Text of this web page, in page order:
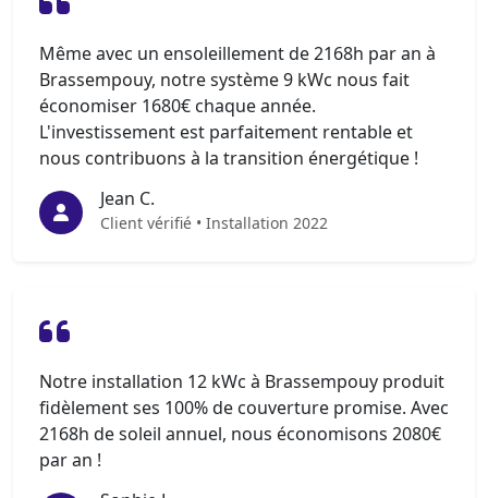
Même avec un ensoleillement de 2168h par an à
Brassempouy, notre système 9 kWc nous fait
économiser 1680€ chaque année.
L'investissement est parfaitement rentable et
nous contribuons à la transition énergétique !
Jean C.
Client vérifié • Installation 2022
Notre installation 12 kWc à Brassempouy produit
fidèlement ses 100% de couverture promise. Avec
2168h de soleil annuel, nous économisons 2080€
par an !